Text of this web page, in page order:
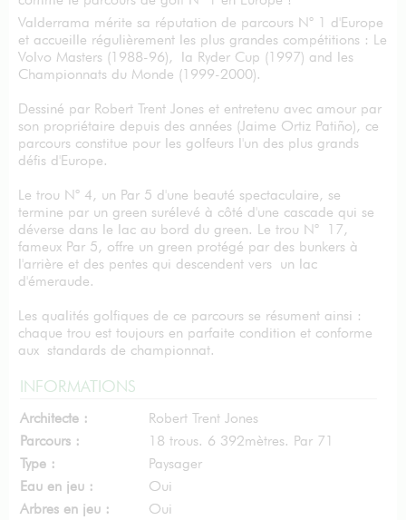
Valderrama mérite sa réputation de parcours N° 1 d'Europe
et accueille régulièrement les plus grandes compétitions : Le
Volvo Masters (1988-96), la Ryder Cup (1997) and les
Championnats du Monde (1999-2000).
Dessiné par Robert Trent Jones et entretenu avec amour par
son propriétaire depuis des années (Jaime Ortiz Patiño), ce
parcours constitue pour les golfeurs l'un des plus grands
défis d'Europe.
Le trou N° 4, un Par 5 d'une beauté spectaculaire, se
termine par un green surélevé à côté d'une cascade qui se
déverse dans le lac au bord du green. Le trou N° 17,
fameux Par 5, offre un green protégé par des bunkers à
l'arrière et des pentes qui descendent vers un lac
d'émeraude.
Les qualités golfiques de ce parcours se résument ainsi :
chaque trou est toujours en parfaite condition et conforme
aux standards de championnat.
INFORMATIONS
Architecte :
Robert Trent Jones
Parcours :
18 trous. 6 392mètres. Par 71
Type :
Paysager
Eau en jeu :
Oui
Arbres en jeu :
Oui